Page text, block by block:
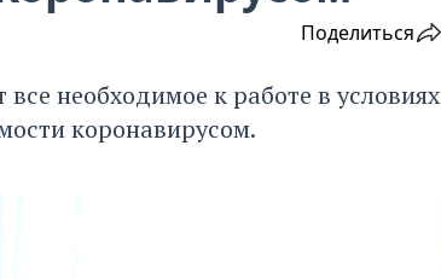
Поделиться
необходимое к работе в условиях
коронавирусом.